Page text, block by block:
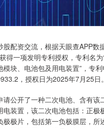
股配资交流，根据天眼查APP数
得一项发明专利授权，专利名
模块、电池包及用电装置”，专
，授权日为2025年7月25日。
请公开了一种二次电池、含有该
电装置，该二次电池包括：正极
极极片，包括第一负极膜层，所